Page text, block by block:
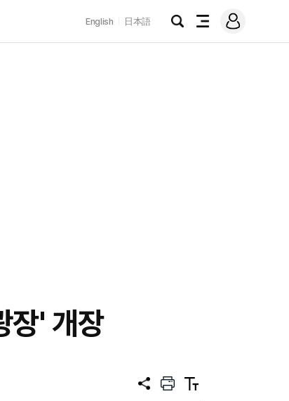
English 日本語
검
전
메
그
장' 개장
공
프
텍